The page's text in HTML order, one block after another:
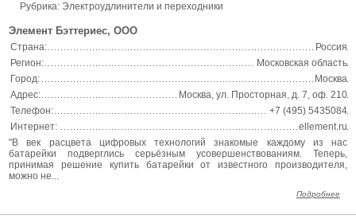
Рубрика: Электроудлинители и переходники
Элемент Бэттериес, ООО
Страна:
Россия
Регион:
Московская область
Город:
Москва
Адрес:
Москва, ул. Просторная, д. 7, оф. 210
Телефон:
+7 (495) 5435084
Интернет:
ellement.ru
"В век расцвета цифровых технологий знакомые каждому из нас
батарейки подверглись серьёзным усовершенствованиям. Теперь,
принимая решение купить батарейки от известного производителя,
можно не...
Подробнее